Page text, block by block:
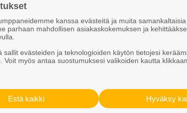
Klassikko isokaarre
Klassikkokivi
kanssa evästeitä ja muita
parhaan mahdollisen asiakaskokemuksen ja
sallit evästeiden ja teknologioiden käytön tietojesi
Voit myös antaa suostumuksesi valikoiden kautta
Hyväksy
Estä kaikki